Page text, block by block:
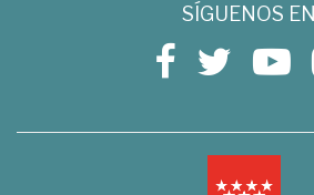
SÍGUENOS EN